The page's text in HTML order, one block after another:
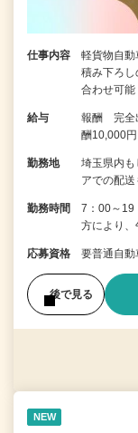
仕事内容
軽貨物自動
積み下ろ
合わせ可
給与
報酬 完全
酬10,000円
勤務地
埼玉県内
アでの配送
勤務時間
7：00～19
方により
応募資格 要普通自
後で見る
NEW